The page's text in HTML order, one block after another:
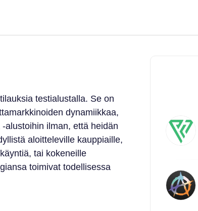
testialustalla. Se on
dynamiikkaa,
alustoihin ilman, että heidän
aloitteleville kauppiaille,
tai kokeneille
toimivat todellisessa